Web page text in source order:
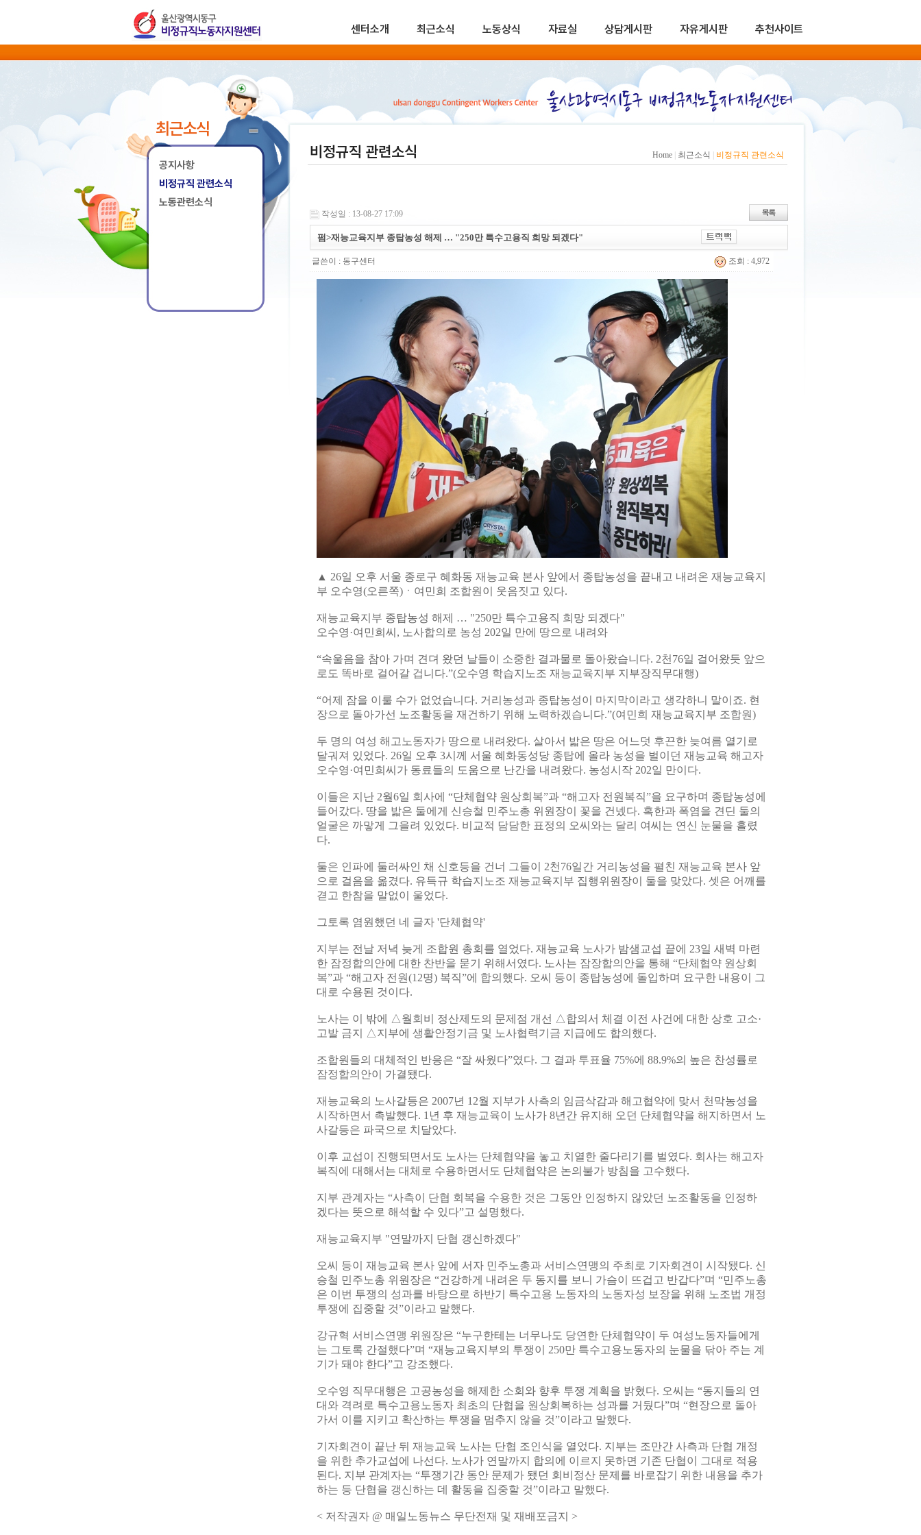
센터소개 최근소식 노동상식 자료실 상담게시판 자유게시판 추천사이트
최근소식
공지사항
비정규직 관련소식
노동관련소식
비정규직 관련소식 Home 최근소식 비정규직 관련소식
작성일 : 13-08-27 17:09
펌>재능교육지부 종탑농성 해제 … "250만 특수고용직 희망 되겠다"
글쓴이 : 동구센터 조회 : 4,972
▲ 26일 오후 서울 종로구 혜화동 재능교육 본사 앞에서 종탑농성을 끝내고 내려온 재능교육지
부 오수영(오른쪽)ㆍ여민희 조합원이 웃음짓고 있다.
재능교육지부 종탑농성 해제 … "250만 특수고용직 희망 되겠다"
오수영·여민희씨, 노사합의로 농성 202일 만에 땅으로 내려와
“속울음을 참아 가며 견뎌 왔던 날들이 소중한 결과물로 돌아왔습니다. 2천76일 걸어왔듯 앞으
로도 똑바로 걸어갈 겁니다.”(오수영 학습지노조 재능교육지부 지부장직무대행)
“어제 잠을 이룰 수가 없었습니다. 거리농성과 종탑농성이 마지막이라고 생각하니 말이죠. 현
장으로 돌아가선 노조활동을 재건하기 위해 노력하겠습니다.”(여민희 재능교육지부 조합원)
두 명의 여성 해고노동자가 땅으로 내려왔다. 살아서 밟은 땅은 어느덧 후끈한 늦여름 열기로
달궈져 있었다. 26일 오후 3시께 서울 혜화동성당 종탑에 올라 농성을 벌이던 재능교육 해고자
오수영·여민희씨가 동료들의 도움으로 난간을 내려왔다. 농성시작 202일 만이다.
이들은 지난 2월6일 회사에 “단체협약 원상회복”과 “해고자 전원복직”을 요구하며 종탑농성에
들어갔다. 땅을 밟은 둘에게 신승철 민주노총 위원장이 꽃을 건넸다. 혹한과 폭염을 견딘 둘의
얼굴은 까맣게 그을려 있었다. 비교적 담담한 표정의 오씨와는 달리 여씨는 연신 눈물을 흘렸
다.
둘은 인파에 둘러싸인 채 신호등을 건너 그들이 2천76일간 거리농성을 펼친 재능교육 본사 앞
으로 걸음을 옮겼다. 유득규 학습지노조 재능교육지부 집행위원장이 둘을 맞았다. 셋은 어깨를
겯고 한참을 말없이 울었다.
그토록 염원했던 네 글자 '단체협약'
지부는 전날 저녁 늦게 조합원 총회를 열었다. 재능교육 노사가 밤샘교섭 끝에 23일 새벽 마련
한 잠정합의안에 대한 찬반을 묻기 위해서였다. 노사는 잠장합의안을 통해 “단체협약 원상회
복”과 “해고자 전원(12명) 복직”에 합의했다. 오씨 등이 종탑농성에 돌입하며 요구한 내용이 그
대로 수용된 것이다.
노사는 이 밖에 △월회비 정산제도의 문제점 개선 △합의서 체결 이전 사건에 대한 상호 고소·
고발 금지 △지부에 생활안정기금 및 노사협력기금 지급에도 합의했다.
조합원들의 대체적인 반응은 “잘 싸웠다”였다. 그 결과 투표율 75%에 88.9%의 높은 찬성률로
잠정합의안이 가결됐다.
재능교육의 노사갈등은 2007년 12월 지부가 사측의 임금삭감과 해고협약에 맞서 천막농성을
시작하면서 촉발했다. 1년 후 재능교육이 노사가 8년간 유지해 오던 단체협약을 해지하면서 노
사갈등은 파국으로 치달았다.
이후 교섭이 진행되면서도 노사는 단체협약을 놓고 치열한 줄다리기를 벌였다. 회사는 해고자
복직에 대해서는 대체로 수용하면서도 단체협약은 논의불가 방침을 고수했다.
지부 관계자는 “사측이 단협 회복을 수용한 것은 그동안 인정하지 않았던 노조활동을 인정하
겠다는 뜻으로 해석할 수 있다”고 설명했다.
재능교육지부 "연말까지 단협 갱신하겠다"
오씨 등이 재능교육 본사 앞에 서자 민주노총과 서비스연맹의 주최로 기자회견이 시작됐다. 신
승철 민주노총 위원장은 “건강하게 내려온 두 동지를 보니 가슴이 뜨겁고 반갑다”며 “민주노총
은 이번 투쟁의 성과를 바탕으로 하반기 특수고용 노동자의 노동자성 보장을 위해 노조법 개정
투쟁에 집중할 것”이라고 말했다.
강규혁 서비스연맹 위원장은 “누구한테는 너무나도 당연한 단체협약이 두 여성노동자들에게
는 그토록 간절했다”며 “재능교육지부의 투쟁이 250만 특수고용노동자의 눈물을 닦아 주는 계
기가 돼야 한다”고 강조했다.
오수영 직무대행은 고공농성을 해제한 소회와 향후 투쟁 계획을 밝혔다. 오씨는 “동지들의 연
대와 격려로 특수고용노동자 최초의 단협을 원상회복하는 성과를 거뒀다”며 “현장으로 돌아
가서 이를 지키고 확산하는 투쟁을 멈추지 않을 것”이라고 말했다.
기자회견이 끝난 뒤 재능교육 노사는 단협 조인식을 열었다. 지부는 조만간 사측과 단협 개정
을 위한 추가교섭에 나선다. 노사가 연말까지 합의에 이르지 못하면 기존 단협이 그대로 적용
된다. 지부 관계자는 “투쟁기간 동안 문제가 됐던 회비정산 문제를 바로잡기 위한 내용을 추가
하는 등 단협을 갱신하는 데 활동을 집중할 것”이라고 말했다.
< 저작권자 @ 매일노동뉴스 무단전재 및 재배포금지 >